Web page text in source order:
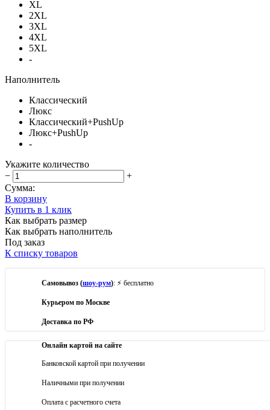
XL
2XL
3XL
4XL
5XL
-
Наполнитель
Классический
Люкс
Классический+PushUp
Люкс+PushUp
-
Укажите количество
−
+
Сумма:
В корзину
Купить в 1 клик
Как выбрать размер
Как выбрать наполнитель
Под заказ
К списку товаров
Самовывоз (шоу-рум): ⚡ бесплатно
Курьером по Москве
Доставка по РФ
Онлайн картой на сайте
Банковской картой при получении
Наличными при получении
Оплата с расчетного счета